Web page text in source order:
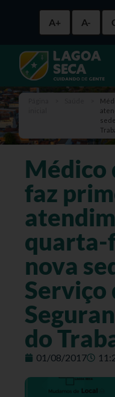
A+ A-
Médico
faz
quarta-
nova
Serviço
do
01/08/2017